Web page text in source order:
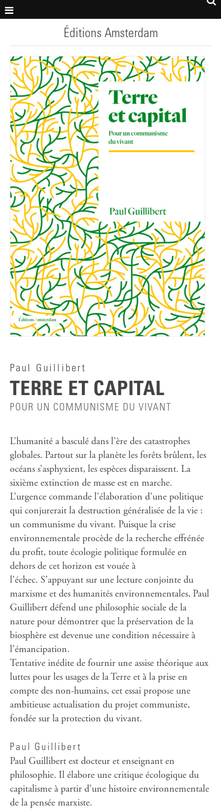
Éditions Amsterdam
Paul Guillibert
TERRE ET CAPITAL
POUR UN COMMUNISME DU VIVANT
L’humanité a basculé dans l’ère des catastrophes
globales. Partout sur la planète les forêts brûlent, les
océans s’asphyxient, les espèces disparaissent. La
sixième extinction de masse est en marche.
L’urgence commande l’élaboration d’une politique
qui conjurerait la destruction généralisée de la vie :
un communisme du vivant. Puisque la crise
environnementale procède de la recherche effrénée
du profit, toute écologie politique formulée en
dehors de cet horizon est vouée à
l’échec. S’appuyant sur une lecture conjointe du
marxisme et des humanités environnementales, Paul
Guillibert défend une philosophie sociale de la
nature pour démontrer que la préservation de la
biosphère est devenue une condition nécessaire à
l’émancipation.
Tentative inédite de fournir une assise théorique aux
luttes pour les usages de la Terre et à la prise en
compte des non-humains, cet essai propose une
ambitieuse actualisation du projet communiste,
fondée sur la protection du vivant.
Paul Guillibert
Paul Guillibert est docteur et enseignant en
philosophie. Il élabore une critique écologique du
capitalisme à partir d’une histoire environnementale
de la pensée marxiste.